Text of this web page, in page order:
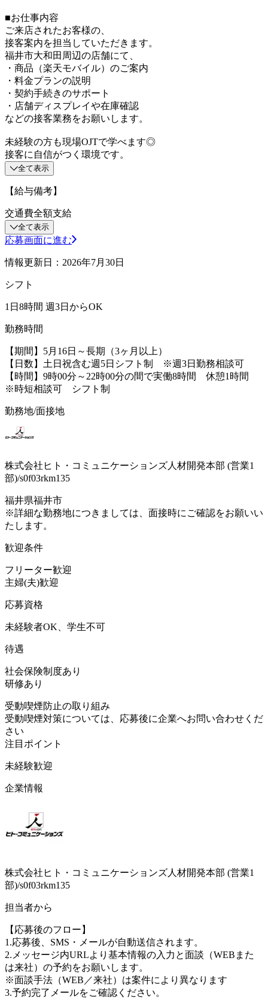
■お仕事内容
ご来店されたお客様の、
接客案内を担当していただきます。
福井市大和田周辺の店舗にて、
・商品（楽天モバイル）のご案内
・料金プランの説明
・契約手続きのサポート
・店舗ディスプレイや在庫確認
などの接客業務をお願いします。
未経験の方も現場OJTで学べます◎
接客に自信がつく環境です。
全て表示
【給与備考】
交通費全額支給
全て表示
応募画面に進む
情報更新日：2026年7月30日
シフト
1日8時間 週3日からOK
勤務時間
【期間】5月16日～長期（3ヶ月以上）
【日数】土日祝含む週5日シフト制 ※週3日勤務相談可
【時間】9時00分～22時00分の間で実働8時間 休憩1時間
※時短相談可 シフト制
勤務地/面接地
株式会社ヒト・コミュニケーションズ人材開発本部 (営業1
部)/s0f03rkm135
福井県福井市
※詳細な勤務地につきましては、面接時にご確認をお願いい
たします。
歓迎条件
フリーター歓迎
主婦(夫)歓迎
応募資格
未経験者OK、学生不可
待遇
社会保険制度あり
研修あり
受動喫煙防止の取り組み
受動喫煙対策については、応募後に企業へお問い合わせくだ
さい
注目ポイント
未経験歓迎
企業情報
株式会社ヒト・コミュニケーションズ人材開発本部 (営業1
部)/s0f03rkm135
担当者から
【応募後のフロー】
1.応募後、SMS・メールが自動送信されます。
2.メッセージ内URLより基本情報の入力と面談（WEBまた
は来社）の予約をお願いします。
※面談手法（WEB／来社）は案件により異なります
3.予約完了メールをご確認ください。